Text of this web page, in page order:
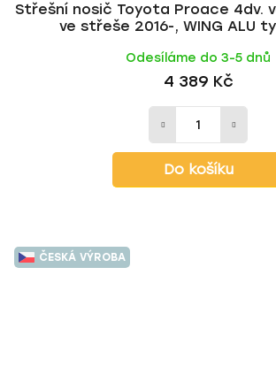
Střešní nosič Toyota Proace 4dv.
ve střeše 2016-, WING ALU
Odesíláme do 3-5 dnů
4 389 Kč
Do košíku
ČESKÁ VÝROBA